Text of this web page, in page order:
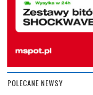
POLECANE NEWSY